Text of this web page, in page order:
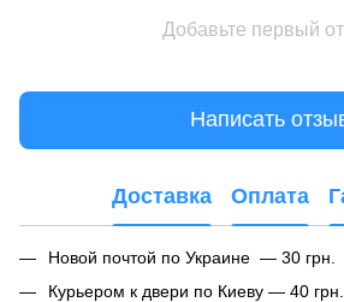
Добавьте первый
Написать
Доставка Оплата
Новой почтой по Украине — 30 грн.
Курьером к двери по Киеву — 40 грн.